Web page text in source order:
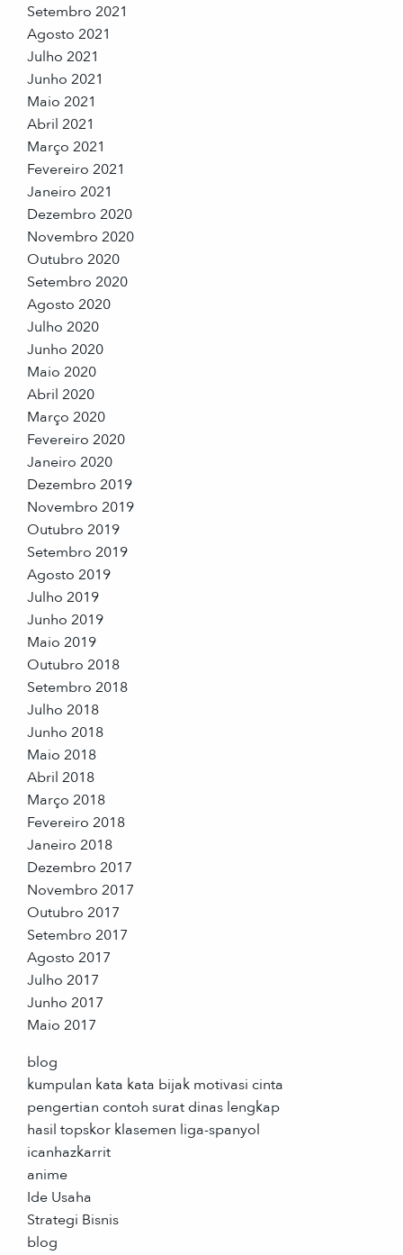
Setembro 2021
Agosto 2021
Julho 2021
Junho 2021
Maio 2021
Abril 2021
Março 2021
Fevereiro 2021
Janeiro 2021
Dezembro 2020
Novembro 2020
Outubro 2020
Setembro 2020
Agosto 2020
Julho 2020
Junho 2020
Maio 2020
Abril 2020
Março 2020
Fevereiro 2020
Janeiro 2020
Dezembro 2019
Novembro 2019
Outubro 2019
Setembro 2019
Agosto 2019
Julho 2019
Junho 2019
Maio 2019
Outubro 2018
Setembro 2018
Julho 2018
Junho 2018
Maio 2018
Abril 2018
Março 2018
Fevereiro 2018
Janeiro 2018
Dezembro 2017
Novembro 2017
Outubro 2017
Setembro 2017
Agosto 2017
Julho 2017
Junho 2017
Maio 2017
blog
kumpulan kata kata bijak motivasi cinta
pengertian contoh surat dinas lengkap
hasil topskor klasemen liga-spanyol
icanhazkarrit
anime
Ide Usaha
Strategi Bisnis
blog